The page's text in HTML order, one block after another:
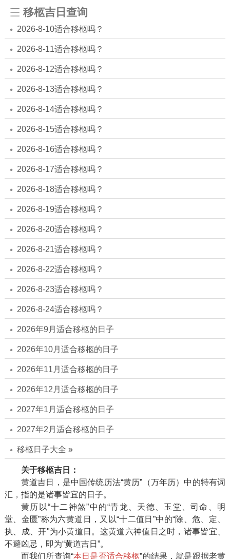
移柩吉日查询
2026-8-10适合移柩吗？
2026-8-11适合移柩吗？
2026-8-12适合移柩吗？
2026-8-13适合移柩吗？
2026-8-14适合移柩吗？
2026-8-15适合移柩吗？
2026-8-16适合移柩吗？
2026-8-17适合移柩吗？
2026-8-18适合移柩吗？
2026-8-19适合移柩吗？
2026-8-20适合移柩吗？
2026-8-21适合移柩吗？
2026-8-22适合移柩吗？
2026-8-23适合移柩吗？
2026-8-24适合移柩吗？
2026年9月适合移柩的日子
2026年10月适合移柩的日子
2026年11月适合移柩的日子
2026年12月适合移柩的日子
2027年1月适合移柩的日子
2027年2月适合移柩的日子
移柩日子大全 »
关于移柩吉日：
黄道吉日，是中国传统历法“黄历”（万年历）中的特有词
汇，指的是诸事皆宜的日子。
黄历以“十二神煞”中的“青龙、天德、玉堂、司命、明
堂、金匮”称为六黄道日，又以“十二值日”中的“除、危、定、
执、成、开"为小黄道日。这黄道六神值日之时，诸事皆宜、
不避凶忌，即为“黄道吉日”。
而我们所查询“本日是否适合移柩”的结果，就是跟据老黄